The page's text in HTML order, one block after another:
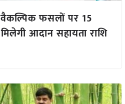
फसलों पर 15
आदान सहायता राशि